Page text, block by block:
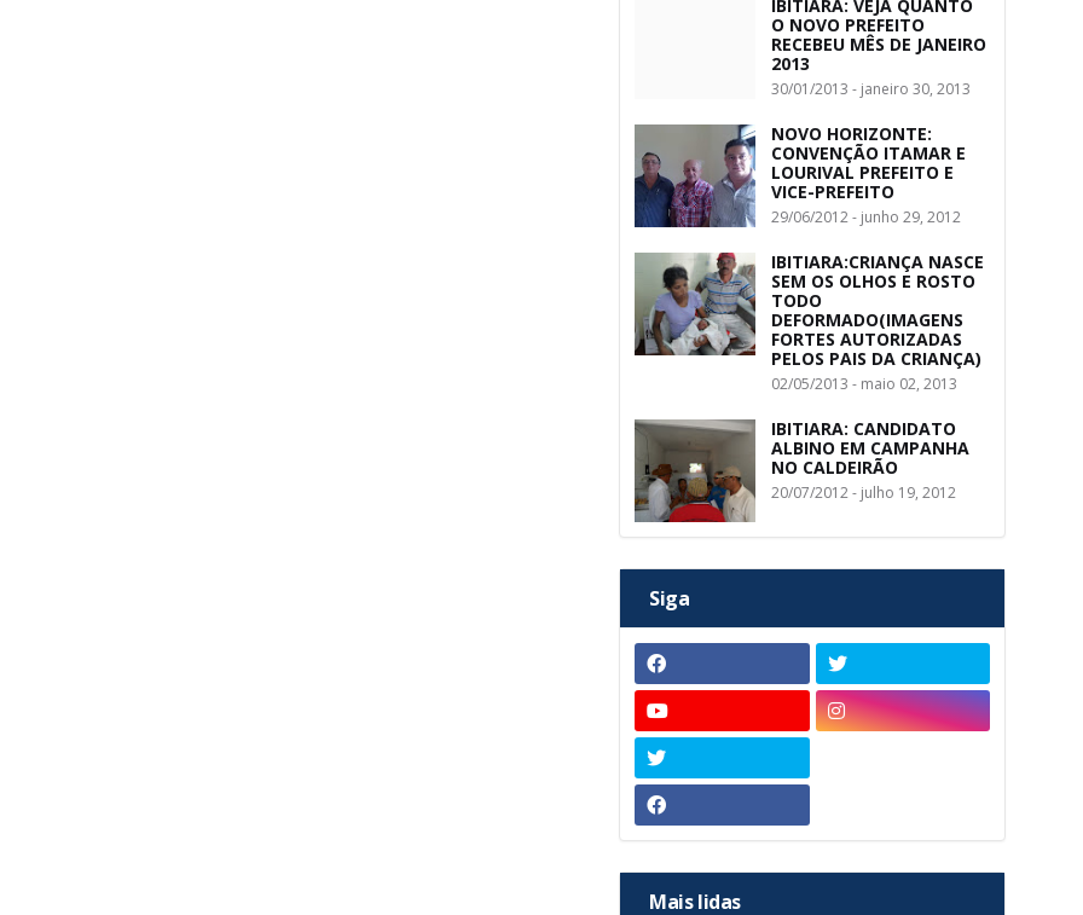
IBITIARA: VEJA QUANTO
O NOVO PREFEITO
RECEBEU MÊS DE JANEIRO
2013
30/01/2013 - janeiro 30, 2013
NOVO HORIZONTE:
CONVENÇÃO ITAMAR E
LOURIVAL PREFEITO E
VICE-PREFEITO
29/06/2012 - junho 29, 2012
IBITIARA:CRIANÇA NASCE
SEM OS OLHOS E ROSTO
TODO
DEFORMADO(IMAGENS
FORTES AUTORIZADAS
PELOS PAIS DA CRIANÇA)
02/05/2013 - maio 02, 2013
IBITIARA: CANDIDATO
ALBINO EM CAMPANHA
NO CALDEIRÃO
20/07/2012 - julho 19, 2012
Siga
Mais lidas